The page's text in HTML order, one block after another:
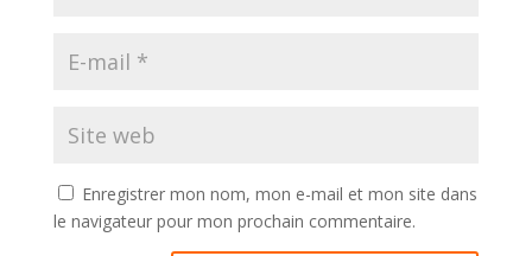
Enregistrer mon nom, mon e-mail et mon site dans
le navigateur pour mon prochain commentaire.